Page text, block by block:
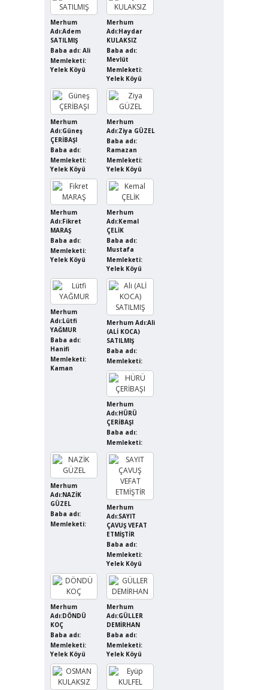
Merhum
Adı:Adem
SATILMIŞ
Baba adı: Ali
Memleketi:
Yelek Köyü
Merhum
Adı:Haydar
KULAKSIZ
Baba adı:
Mevlüt
Memleketi:
Yelek Köyü
Merhum
Adı:Güneş
ÇERİBAŞI
Baba adı:
Memleketi:
Yelek Köyü
Merhum
Adı:Ziya GÜZEL
Baba adı:
Ramazan
Memleketi:
Yelek Köyü
Merhum
Adı:Fikret
MARAŞ
Baba adı:
Memleketi:
Yelek Köyü
Merhum
Adı:Kemal
ÇELİK
Baba adı:
Mustafa
Memleketi:
Yelek Köyü
Merhum
Adı:Lütfi
YAĞMUR
Baba adı:
Hanifi
Memleketi:
Kaman
Merhum Adı:Ali
(ALİ KOCA)
SATILMIŞ
Baba adı:
Memleketi:
Merhum
Adı:HÜRÜ
ÇERİBAŞI
Baba adı:
Memleketi:
Merhum
Adı:NAZİK
GÜZEL
Baba adı:
Memleketi:
Merhum
Adı:SAYIT
ÇAVUŞ VEFAT
ETMİŞTİR
Baba adı:
Memleketi:
Yelek Köyü
Merhum
Adı:DÖNDÜ
KOÇ
Baba adı:
Memleketi:
Yelek Köyü
Merhum
Adı:GÜLLER
DEMİRHAN
Baba adı:
Memleketi:
Yelek Köyü